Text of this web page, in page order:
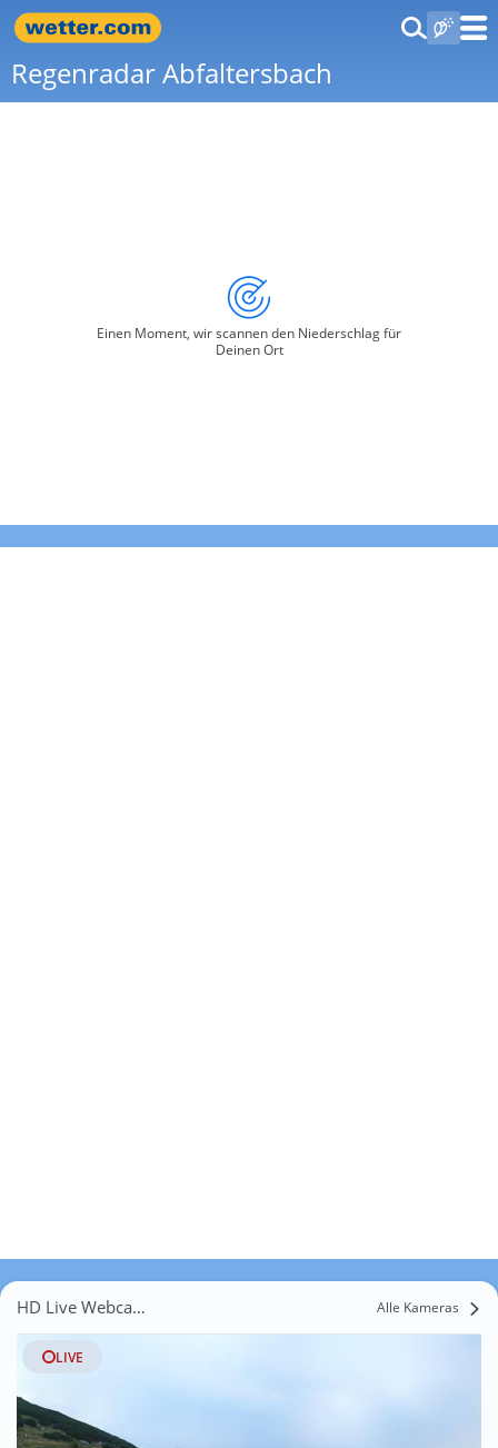
Regenradar Abfaltersbach
Einen Moment, wir scannen den Niederschlag für
Deinen Ort
HD Live Webcams Abfaltersbach Alle Kameras
LIVE